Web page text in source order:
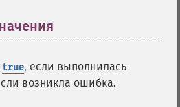
true, если выполнилась
возникла ошибка.